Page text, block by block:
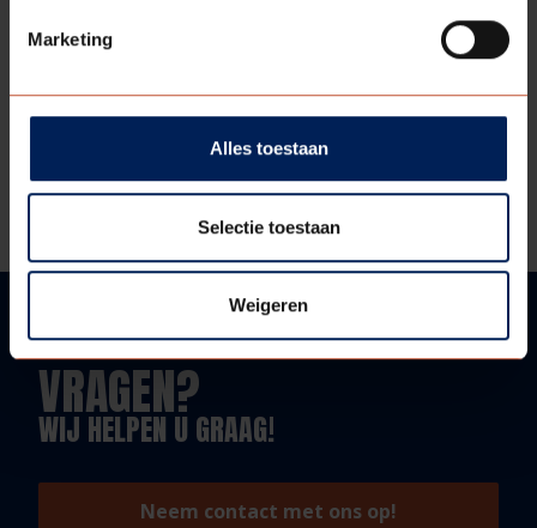
Marketing
Alles toestaan
Selectie toestaan
Weigeren
RVSSCHUIFKOM ZWART
Bekijk model
VRAGEN?
WIJ HELPEN U GRAAG!
Neem contact met ons op!